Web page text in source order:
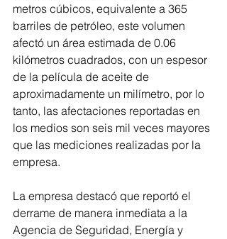
metros cúbicos, equivalente a 365
barriles de petróleo, este volumen
afectó un área estimada de 0.06
kilómetros cuadrados, con un espesor
de la película de aceite de
aproximadamente un milímetro, por lo
tanto, las afectaciones reportadas en
los medios son seis mil veces mayores
que las mediciones realizadas por la
empresa.
La empresa destacó que reportó el
derrame de manera inmediata a la
Agencia de Seguridad, Energía y